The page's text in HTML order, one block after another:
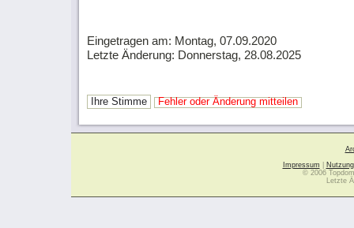
Eingetragen am: Montag, 07.09.2020
Letzte Änderung: Donnerstag, 28.08.2025
Ihre Stimme Fehler oder Änderung mitteilen
Impressum
© 2006
Letzte